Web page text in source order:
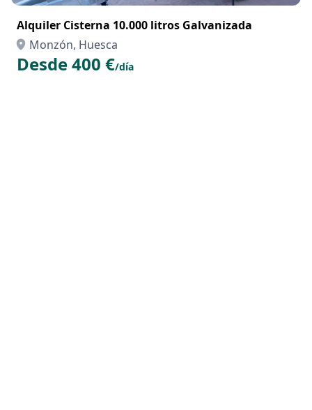
Alquiler Cisterna 10.000 litros Galvanizada
Monzón, Huesca
Desde 400 €/día